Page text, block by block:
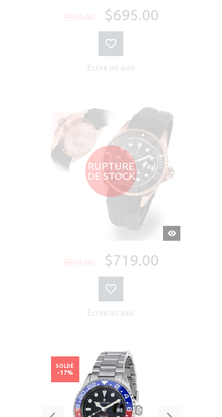
$999.00 $695.00
Écrire un avis
RUPTURE
DE STOCK
APERÇU
RAPIDE
$899.00 $719.00
SOLDÉ
-20%
Écrire un avis
SOLDÉ
-17%